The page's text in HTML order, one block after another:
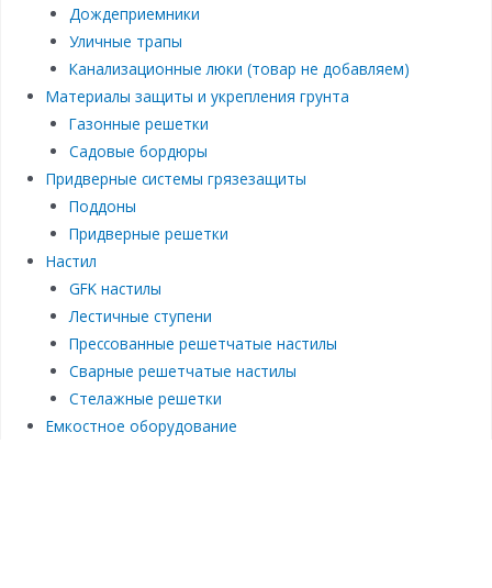
Дождеприемники
Уличные трапы
Канализационные люки (товар не добавляем)
Материалы защиты и укрепления грунта
Газонные решетки
Садовые бордюры
Придверные системы грязезащиты
Поддоны
Придверные решетки
Настил
GFK настилы
Лестичные ступени
Прессованные решетчатые настилы
Сварные решетчатые настилы
Стелажные решетки
Емкостное оборудование